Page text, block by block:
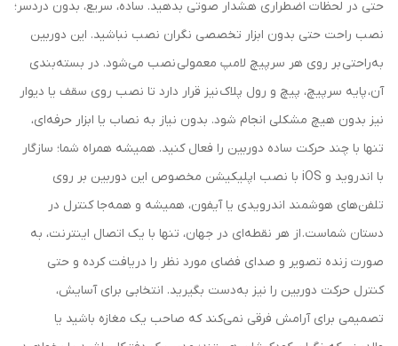
حتی در لحظات اضطراری هشدار صوتی بدهید. ساده، سریع، بدون دردسر؛
نصب راحت حتی بدون ابزار تخصصی نگران نصب نباشید. این دوربین
به‌راحتی بر روی هر سرپیچ لامپ معمولی نصب می‌شود. در بسته‌بندی
آن، پایه سرپیچ، پیچ و رول پلاک نیز قرار دارد تا نصب روی سقف یا دیوار
نیز بدون هیچ مشکلی انجام شود. بدون نیاز به نصاب یا ابزار حرفه‌ای،
تنها با چند حرکت ساده دوربین را فعال کنید. همیشه همراه شما؛ سازگار
با اندروید و iOS با نصب اپلیکیشن مخصوص این دوربین بر روی
تلفن‌های هوشمند اندرویدی یا آیفون، همیشه و همه‌جا کنترل در
دستان شماست. از هر نقطه‌ای در جهان، تنها با یک اتصال اینترنت، به
صورت زنده تصویر و صدای فضای مورد نظر را دریافت کرده و حتی
کنترل حرکت دوربین را نیز به‌دست بگیرید. انتخابی برای آسایش،
تصمیمی برای آرامش فرقی نمی‌کند که صاحب یک مغازه باشید یا